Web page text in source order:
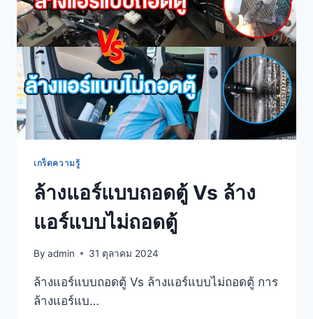
เกร็ดความรู้
ล้างแอร์แบบถอดตู้ Vs ล้าง
แอร์แบบไม่ถอดตู้
By admin 31 ตุลาคม 2024
ล้างแอร์แบบถอดตู้ Vs ล้างแอร์แบบไม่ถอดตู้ การ
ล้างแอร์แบ…